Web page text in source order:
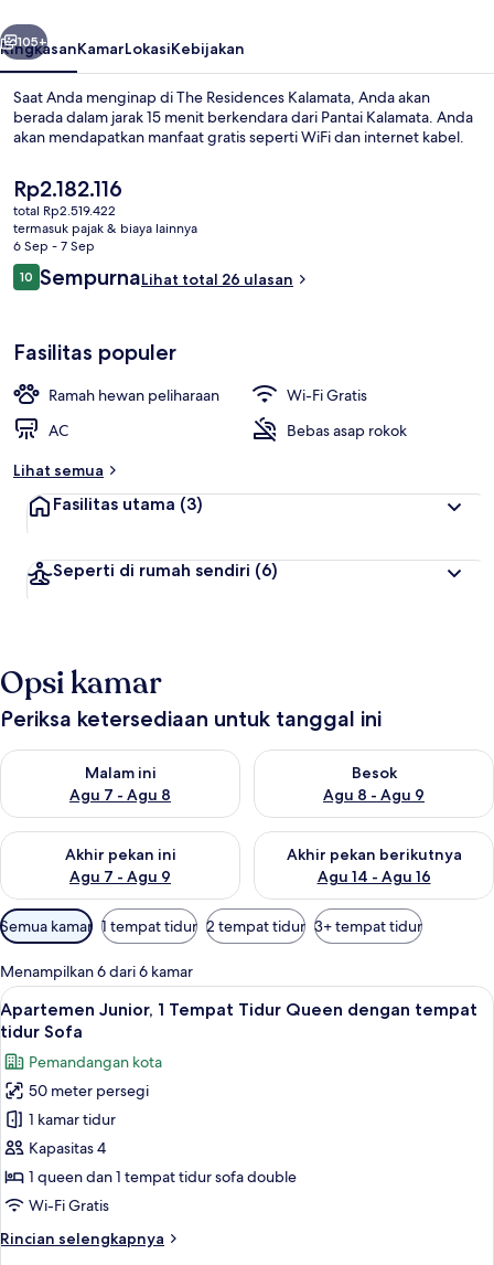
Restoran
Berikutnya
105+
RingkasanKamarLokasiKebijakan
Saat Anda menginap di The Residences Kalamata, Anda akan
berada dalam jarak 15 menit berkendara dari Pantai Kalamata. Anda
akan mendapatkan manfaat gratis seperti WiFi dan internet kabel.
Harga
saat
ini
Rp2.182.116
Rp2.182.116
total Rp2.519.422
termasuk pajak & biaya lainnya
6 Sep - 7 Sep
Ulasan
1010 dari 10
SempurnaLihat total 26 ulasan
Fasilitas populer
Ramah hewan peliharaan
Wi-Fi Gratis
AC
Bebas asap rokok
Lihat semua
Fasilitas utama (3)
Seperti di rumah sendiri (6)
Opsi kamar
Periksa ketersediaan untuk tanggal ini
Malam ini
Agu 7 - Agu 8
Periksa ketersediaan untuk malam ini Agu 7 - Agu 8
Besok
Agu 8 - Agu 9
Periksa ketersediaan untuk
Akhir pekan ini
Agu 7 - Agu 9
Periksa ketersediaan untuk akhir pekan ini Agu 7 - Agu 9
Akhir pekan berikutnya
Agu 14 - Agu 16
Periksa ketersediaan untuk
Filter
tersedia
untuk
kamar
Semua kamar 1 tempat tidur 2 tempat tidur 3+ tempat tidur
Menampilkan 6 dari 6 kamar
Lihat
semua
foto
untuk
Apartemen
Junior,
1
Tempat
Tidur
dengan
Apartemen Junior, 1 Tempat Tidur
14
Apartemen Junior, 1 Tempat Tidur Queen dengan tempat
tidur Sofa
Pemandangan kota
50 meter persegi
1 kamar tidur
Kapasitas 4
1 queen dan 1 tempat tidur sofa double
Wi-Fi Gratis
Rincian selengkapnya
Rincian